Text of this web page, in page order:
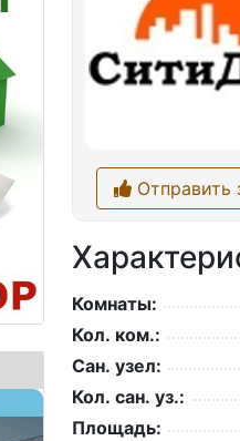
Отправить
Комнаты:
Кол. ком.:
Сан. узел:
Кол. сан. уз.:
Площадь: